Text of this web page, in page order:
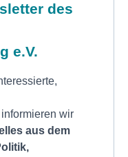
des
e.V.
wir
aus dem